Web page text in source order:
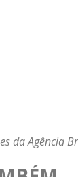
da Agência